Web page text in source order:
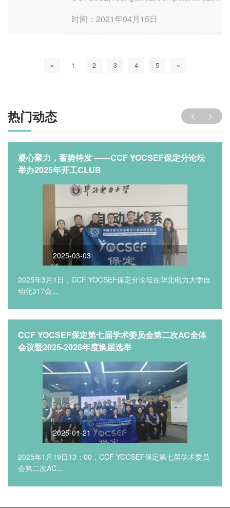
据质控之路CCF-YO-20-SHZ-2FT时间：
时间：2021年04月15日
« 1 2 3 4 5 »
热门动态
凝心聚力，蓄势待发 ——CCF YOCSEF保定分论坛
举办2025年开工CLUB
2025-03-03
2025年3月1日，CCF YOCSEF保定分论坛在华北电力大学自
动化317会...
CCF YOCSEF保定第七届学术委员会第二次AC全体
会议暨2025-2026年度换届选举
2025-01-21
2025年1月19日13：00，CCF YOCSEF保定第七届学术委员
会第二次AC...